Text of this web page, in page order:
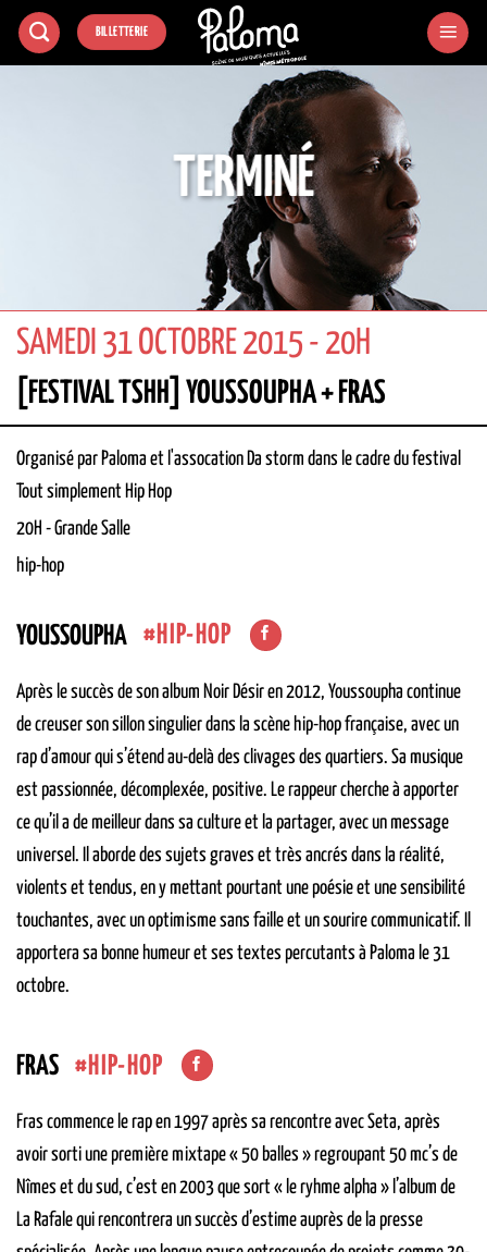
Passer
BILLETTERIE
TERMINÉ
SAMEDI 31 OCTOBRE 2015 - 20H
[FESTIVAL TSHH] YOUSSOUPHA + FRAS
Organisé par Paloma et l'assocation Da storm dans le cadre du festival
Tout simplement Hip Hop
20H -Grande Salle
hip-hop
YOUSSOUPHA HIP-HOP
Après le succès de son album Noir Désir en 2012, Youssoupha continue
de creuser son sillon singulier dans la scène hip-hop française, avec un
rap d’amour qui s’étend au-delà des clivages des quartiers. Sa musique
est passionnée, décomplexée, positive. Le rappeur cherche à apporter
ce qu’il a de meilleur dans sa culture et la partager, avec un message
universel. Il aborde des sujets graves et très ancrés dans la réalité,
violents et tendus, en y mettant pourtant une poésie et une sensibilité
touchantes, avec un optimisme sans faille et un sourire communicatif. Il
apportera sa bonne humeur et ses textes percutants à Paloma le 31
octobre.
FRAS HIP-HOP
Fras commence le rap en 1997 après sa rencontre avec Seta, après
avoir sorti une première mixtape « 50 balles » regroupant 50 mc’s de
Nîmes et du sud, c’est en 2003 que sort « le ryhme alpha » l’album de
La Rafale qui rencontrera un succès d’estime auprès de la presse